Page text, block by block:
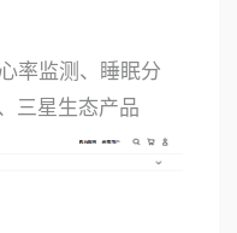
率监测、睡眠分
三星生态产品